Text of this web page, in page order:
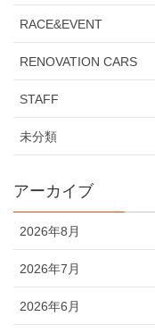
RACE&EVENT
RENOVATION CARS
STAFF
未分類
アーカイブ
2026年8月
2026年7月
2026年6月